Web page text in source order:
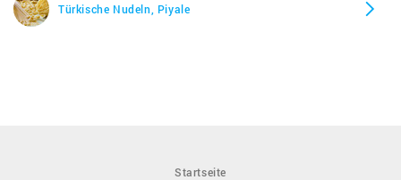
Türkische Nudeln, Piyale
Startseite